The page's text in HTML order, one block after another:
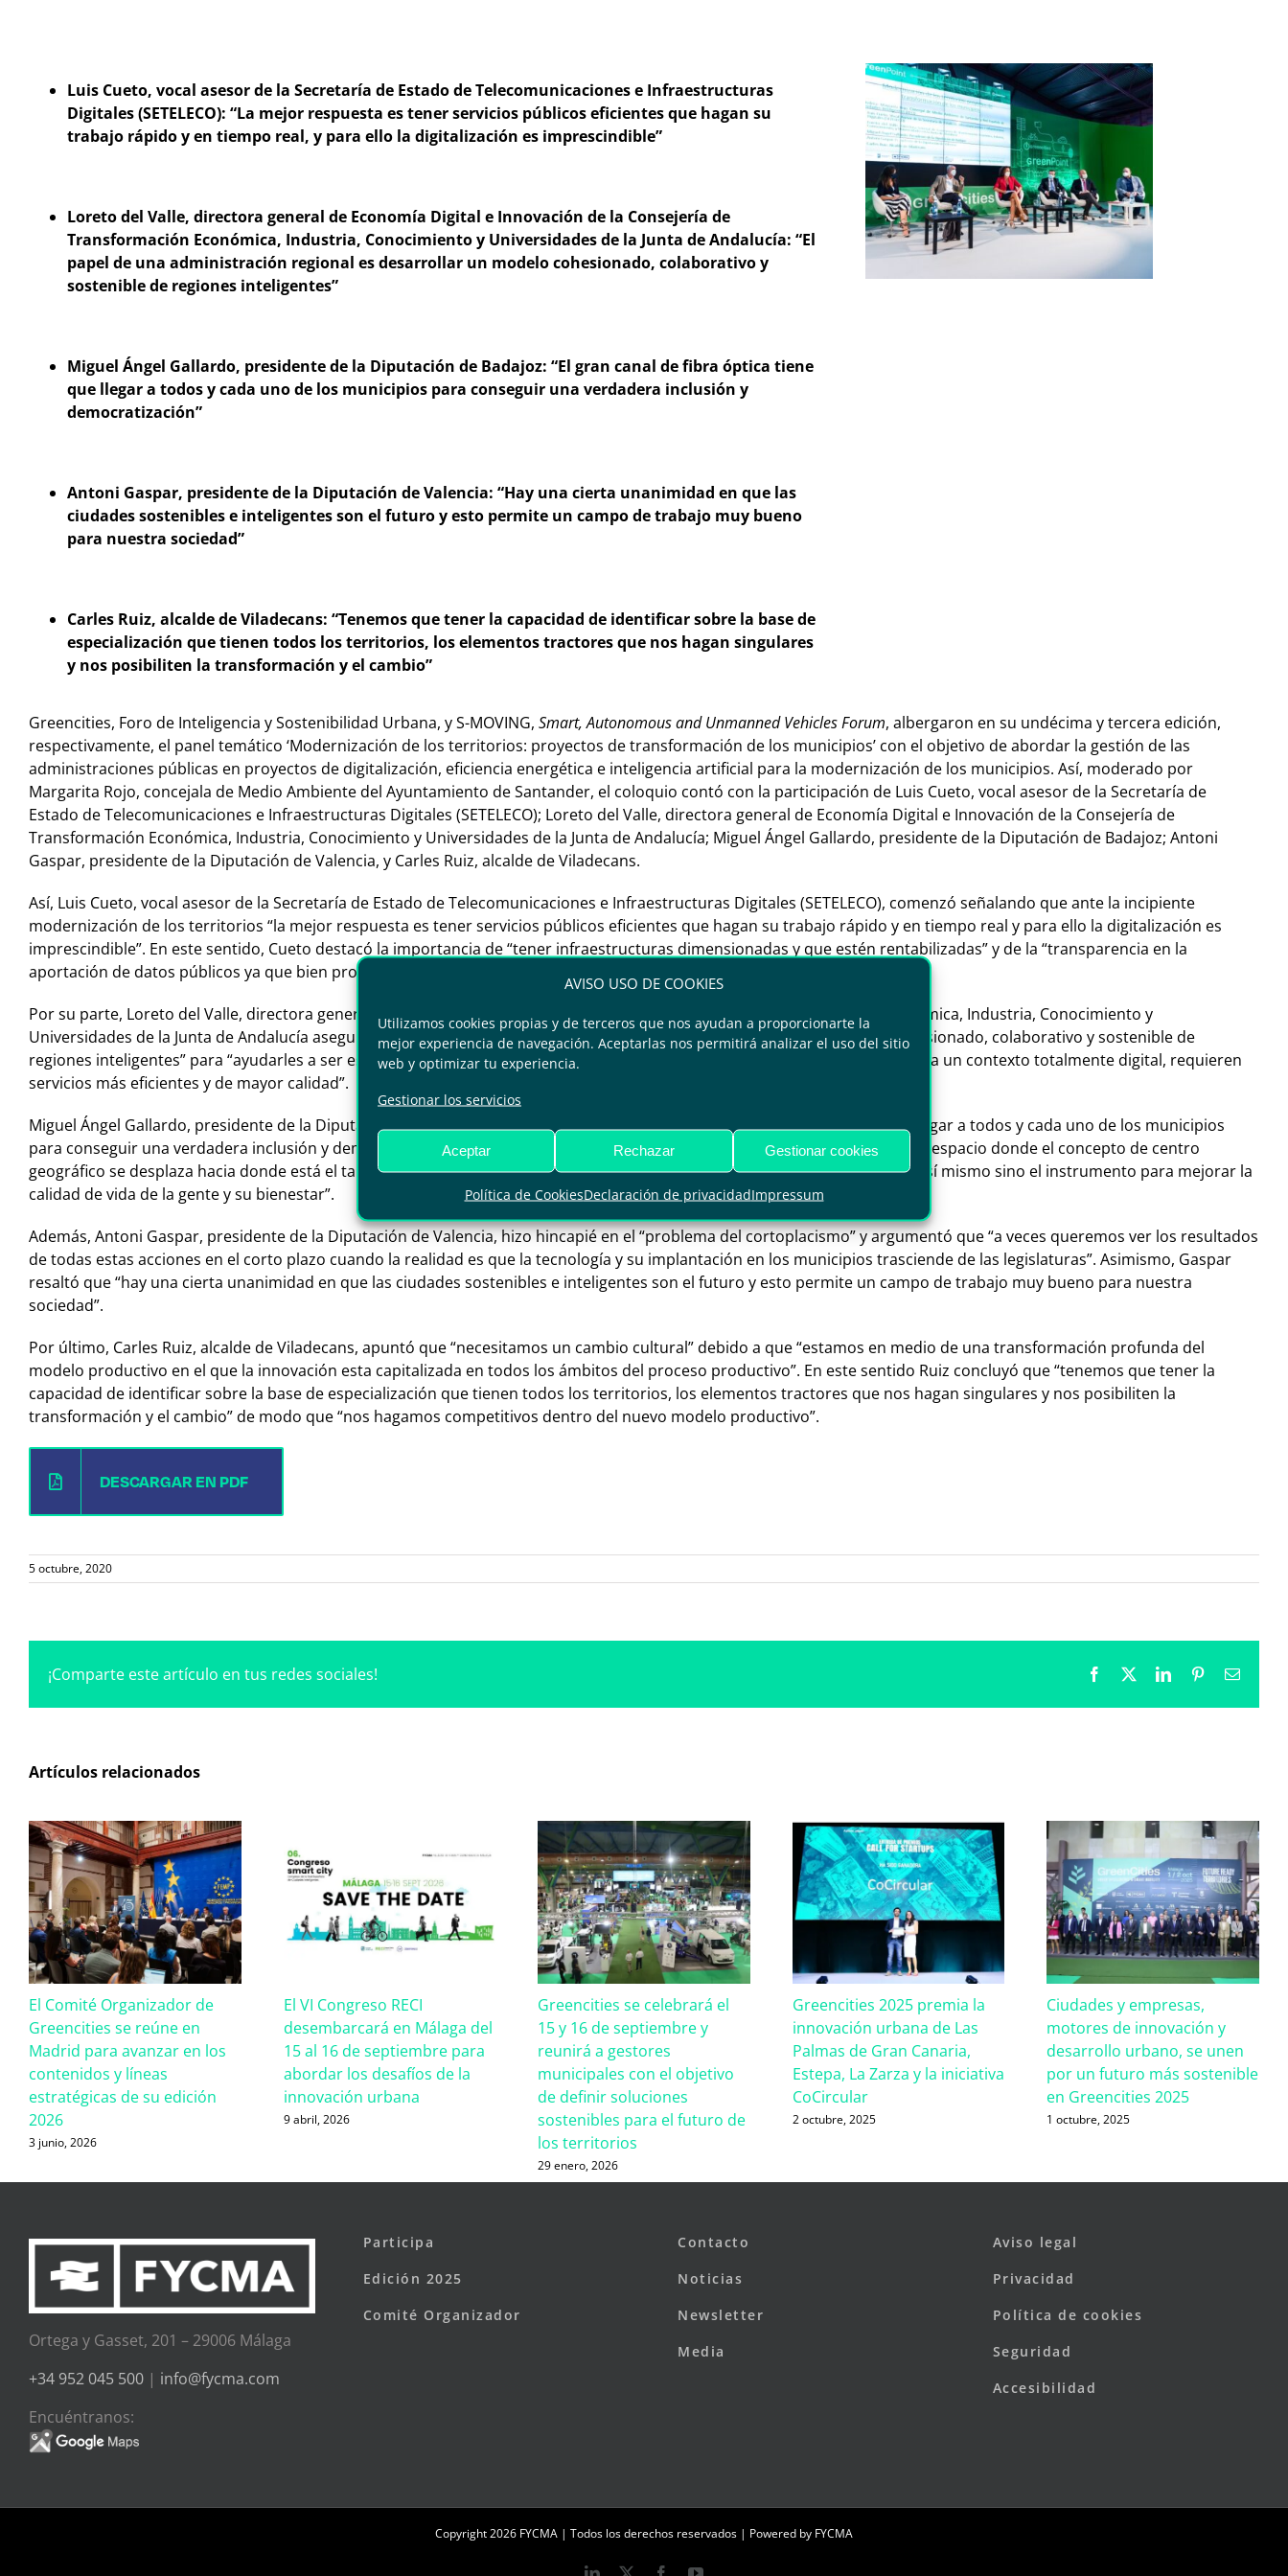
AVISO USO DE COOKIES
Utilizamos cookies propias y de terceros que nos ayudan a proporcionarte la
mejor experiencia de navegación. Aceptarlas nos permitirá analizar el uso del sitio
web y optimizar tu experiencia.
Gestionar los servicios
Aceptar Rechazar Gestionar cookies
Política de CookiesDeclaración de privacidadImpressum
Luis Cueto, vocal asesor de la Secretaría de Estado de Telecomunicaciones e Infraestructuras
Digitales (SETELECO): “La mejor respuesta es tener servicios públicos eficientes que hagan su
trabajo rápido y en tiempo real, y para ello la digitalización es imprescindible”
Loreto del Valle, directora general de Economía Digital e Innovación de la Consejería de
Transformación Económica, Industria, Conocimiento y Universidades de la Junta de Andalucía: “El
papel de una administración regional es desarrollar un modelo cohesionado, colaborativo y
sostenible de regiones inteligentes”
Miguel Ángel Gallardo, presidente de la Diputación de Badajoz: “El gran canal de fibra óptica tiene
que llegar a todos y cada uno de los municipios para conseguir una verdadera inclusión y
democratización”
Antoni Gaspar, presidente de la Diputación de Valencia: “Hay una cierta unanimidad en que las
ciudades sostenibles e inteligentes son el futuro y esto permite un campo de trabajo muy bueno
para nuestra sociedad”
Carles Ruiz, alcalde de Viladecans: “Tenemos que tener la capacidad de identificar sobre la base de
especialización que tienen todos los territorios, los elementos tractores que nos hagan singulares
y nos posibiliten la transformación y el cambio”
Greencities, Foro de Inteligencia y Sostenibilidad Urbana, y S-MOVING, Smart, Autonomous and Unmanned Vehicles Forum, albergaron en su undécima y tercera edición,
respectivamente, el panel temático ‘Modernización de los territorios: proyectos de transformación de los municipios’ con el objetivo de abordar la gestión de las
administraciones públicas en proyectos de digitalización, eficiencia energética e inteligencia artificial para la modernización de los municipios. Así, moderado por
Margarita Rojo, concejala de Medio Ambiente del Ayuntamiento de Santander, el coloquio contó con la participación de Luis Cueto, vocal asesor de la Secretaría de
Estado de Telecomunicaciones e Infraestructuras Digitales (SETELECO); Loreto del Valle, directora general de Economía Digital e Innovación de la Consejería de
Transformación Económica, Industria, Conocimiento y Universidades de la Junta de Andalucía; Miguel Ángel Gallardo, presidente de la Diputación de Badajoz; Antoni
Gaspar, presidente de la Diputación de Valencia, y Carles Ruiz, alcalde de Viladecans.
Así, Luis Cueto, vocal asesor de la Secretaría de Estado de Telecomunicaciones e Infraestructuras Digitales (SETELECO), comenzó señalando que ante la incipiente
modernización de los territorios “la mejor respuesta es tener servicios públicos eficientes que hagan su trabajo rápido y en tiempo real y para ello la digitalización es
imprescindible”. En este sentido, Cueto destacó la importancia de “tener infraestructuras dimensionadas y que estén rentabilizadas” y de la “transparencia en la
aportación de datos públicos ya que bien procesados los datos son una oportunidad de negocio para sus ciudades”.
Por su parte, Loreto del Valle, directora general de Economía Digital e Innovación de la Consejería de Transformación Económica, Industria, Conocimiento y
Universidades de la Junta de Andalucía aseguró que “el papel de una administración regional es desarrollar un modelo cohesionado, colaborativo y sostenible de
regiones inteligentes” para “ayudarles a ser esas ciudades dinámicas que necesitan nuestros ciudadanos que, incorporados a un contexto totalmente digital, requieren
servicios más eficientes y de mayor calidad”.
Miguel Ángel Gallardo, presidente de la Diputación de Badajoz, puso el foco en que “el gran canal de fibra óptica tiene que llegar a todos y cada uno de los municipios
para conseguir una verdadera inclusión y democratización” y, en este sentido, apuntó que “la tecnología va a abrir un nuevo espacio donde el concepto de centro
geográfico se desplaza hacia donde está el talento”. Junto a ello, Gallardo puntualizó que “la tecnología no debe ser el fin en sí mismo sino el instrumento para mejorar la
calidad de vida de la gente y su bienestar”.
Además, Antoni Gaspar, presidente de la Diputación de Valencia, hizo hincapié en el “problema del cortoplacismo” y argumentó que “a veces queremos ver los resultados
de todas estas acciones en el corto plazo cuando la realidad es que la tecnología y su implantación en los municipios trasciende de las legislaturas”. Asimismo, Gaspar
resaltó que “hay una cierta unanimidad en que las ciudades sostenibles e inteligentes son el futuro y esto permite un campo de trabajo muy bueno para nuestra
sociedad”.
Por último, Carles Ruiz, alcalde de Viladecans, apuntó que “necesitamos un cambio cultural” debido a que “estamos en medio de una transformación profunda del
modelo productivo en el que la innovación esta capitalizada en todos los ámbitos del proceso productivo”. En este sentido Ruiz concluyó que “tenemos que tener la
capacidad de identificar sobre la base de especialización que tienen todos los territorios, los elementos tractores que nos hagan singulares y nos posibiliten la
transformación y el cambio” de modo que “nos hagamos competitivos dentro del nuevo modelo productivo”.
DESCARGAR EN PDF
5 octubre, 2020
¡Comparte este artículo en tus redes sociales! Facebook LinkedInPinterestCorreo
Artículos relacionados
El Comité Organizador de
Greencities se reúne en
Madrid para avanzar en los
contenidos y líneas
estratégicas de su edición
2026
3 junio, 2026
El VI Congreso RECI
desembarcará en Málaga del
15 al 16 de septiembre para
abordar los desafíos de la
innovación urbana
9 abril, 2026
Greencities se celebrará el
15 y 16 de septiembre y
reunirá a gestores
municipales con el objetivo
de definir soluciones
sostenibles para el futuro de
los territorios
29 enero, 2026
Greencities 2025 premia la
innovación urbana de Las
Palmas de Gran Canaria,
Estepa, La Zarza y la iniciativa
CoCircular
2 octubre, 2025
Ciudades y empresas,
motores de innovación y
desarrollo urbano, se unen
por un futuro más sostenible
en Greencities 2025
1 octubre, 2025
Ortega y Gasset, 201 – 29006 Málaga
+34 952 045 500 | info@fycma.com
Encuéntranos:
Participa
Edición 2025
Comité Organizador
Contacto
Noticias
Newsletter
Media
Aviso legal
Privacidad
Política de cookies
Seguridad
Accesibilidad
Copyright2026 FYCMA | Todos los derechos reservados | Powered by FYCMA
LinkedIn FacebookYouTube